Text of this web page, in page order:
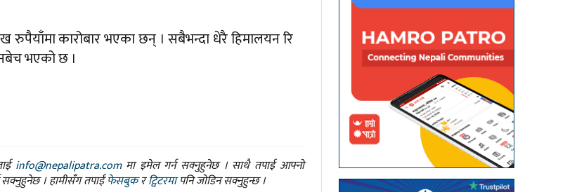
कारोबार भएका छन् । सबैभन्दा धेरै हिमालयन रि
भएको छ ।
info@nepalipatra.comमा इमेल गर्न सक्नुहुनेछ । साथै तपाई आफ्नो
सक्नुहुनेछ । हामीसँग तपाईंफेसबुकरट्विटरमापनि जोडिन सक्नुहुन्छ ।